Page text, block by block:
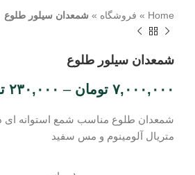
Home
» فروشگاه » شمعدان سیلور طلوع
شمعدان سیلور طلوع
۷,۰۰۰,۰۰۰ تومان – ۲۳۰,۰۰۰
شمعدان طلوع مناسب شمع استوانه ای
متریال آلومینوم و مس سفید